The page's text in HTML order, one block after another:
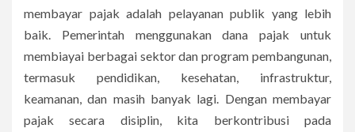
membayar pajak adalah pelayanan publik yang lebih
baik. Pemerintah menggunakan dana pajak untuk
membiayai berbagai sektor dan program pembangunan,
termasuk pendidikan, kesehatan, infrastruktur,
keamanan, dan masih banyak lagi. Dengan membayar
pajak secara disiplin, kita berkontribusi pada